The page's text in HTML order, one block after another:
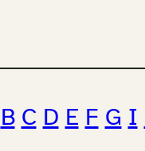
B C D E F G I